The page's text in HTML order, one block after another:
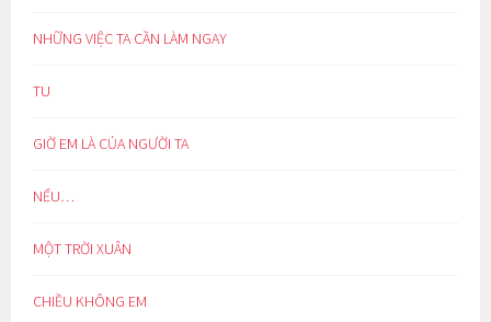
NHỮNG VIỆC TA CẦN LÀM NGAY
TU
GIỜ EM LÀ CỦA NGƯỜI TA
NẾU…
MỘT TRỜI XUÂN
CHIỀU KHÔNG EM